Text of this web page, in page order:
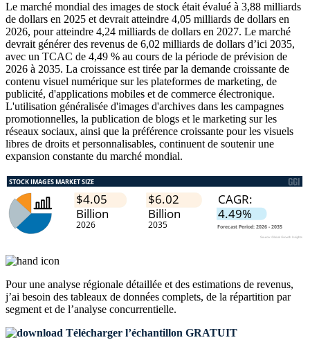
Le marché mondial des images de stock était évalué à 3,88 milliards
de dollars en 2025 et devrait atteindre 4,05 milliards de dollars en
2026, pour atteindre 4,24 milliards de dollars en 2027. Le marché
devrait générer des revenus de 6,02 milliards de dollars d’ici 2035,
avec un TCAC de 4,49 % au cours de la période de prévision de
2026 à 2035. La croissance est tirée par la demande croissante de
contenu visuel numérique sur les plateformes de marketing, de
publicité, d'applications mobiles et de commerce électronique.
L'utilisation généralisée d'images d'archives dans les campagnes
promotionnelles, la publication de blogs et le marketing sur les
réseaux sociaux, ainsi que la préférence croissante pour les visuels
libres de droits et personnalisables, continuent de soutenir une
expansion constante du marché mondial.
Pour une analyse régionale détaillée et des estimations de revenus,
j’ai besoin des tableaux de données complets, de la répartition par
segment et de l’analyse concurrentielle.
Télécharger l’échantillon GRATUIT